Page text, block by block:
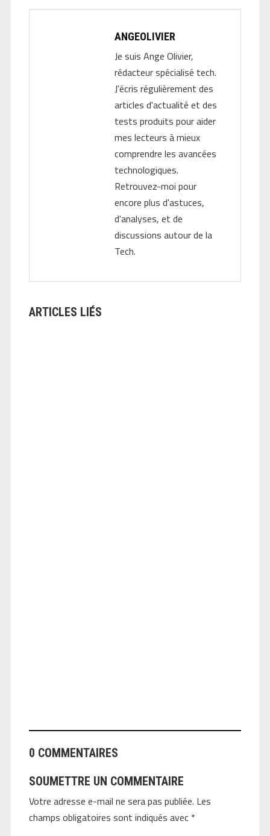
ANGEOLIVIER
Je suis Ange Olivier,
rédacteur spécialisé tech.
J'écris régulièrement des
articles d'actualité et des
tests produits pour aider
mes lecteurs à mieux
comprendre les avancées
technologiques.
Retrouvez-moi pour
encore plus d'astuces,
d'analyses, et de
discussions autour de la
Tech.
ARTICLES LIÉS
0 COMMENTAIRES
SOUMETTRE UN COMMENTAIRE
Votre adresse e-mail ne sera pas publiée. Les
champs obligatoires sont indiqués avec *